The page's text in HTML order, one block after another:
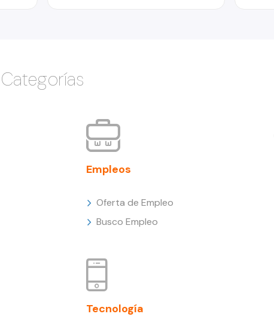
Categorías
Empleos
Oferta de Empleo
Busco Empleo
Tecnología